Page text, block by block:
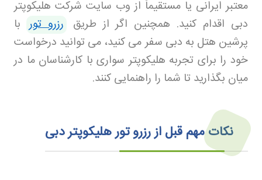
معتبر ایرانی یا مستقیماً از وب‌ سایت شرکت هلیکوپتر
دبی اقدام کنید. همچنین اگر از طریق رزرو تور با
پرشین هتل به دبی سفر می‌ کنید، می‌ توانید درخواست
خود را برای تجربه هلیکوپتر سواری با کارشناسان ما در
میان بگذارید تا شما را راهنمایی کنند.
نکات مهم قبل از رزرو تور هلیکوپتر دبی